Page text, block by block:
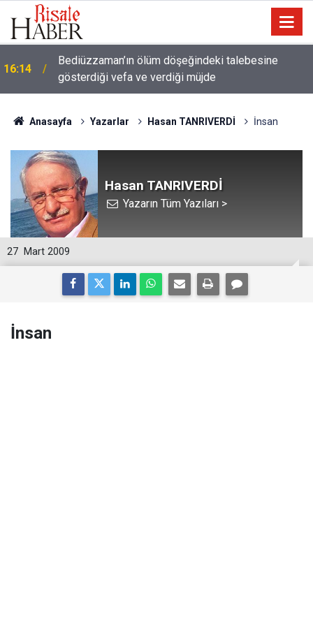
16:14
Bediüzzaman’ın ölüm döşeğindeki talebesine
gösterdiği vefa ve verdiği müjde
Anasayfa Yazarlar Hasan TANRIVERDİ İnsan
Hasan TANRIVERDİ
Yazarın Tüm Yazıları >
27 Mart 2009
İnsan